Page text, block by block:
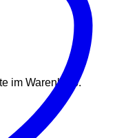
im Warenkorb.